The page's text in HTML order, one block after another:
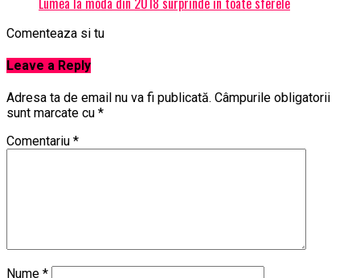
Comenteaza si tu
Leave a Reply
Adresa ta de email nu va fi publicată. Câmpurile obligatorii
sunt marcate cu *
Comentariu *
Nume *